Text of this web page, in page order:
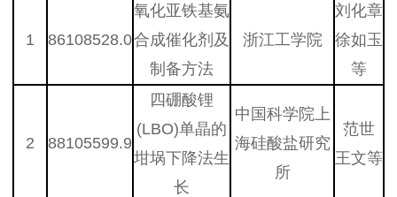
1 86108528.0
氧化亚铁基氨
合成催化剂及
制备方法
浙江工学院
刘化章
徐如玉
等
2 88105599.9
四硼酸锂
(LBO)单晶的
坩埚下降法生
长
中国科学院上
海硅酸盐研究
所
范世
王文等